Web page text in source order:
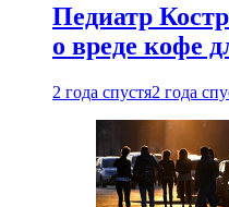
Педиатр
о вреде кофе
2 года спустя2 года